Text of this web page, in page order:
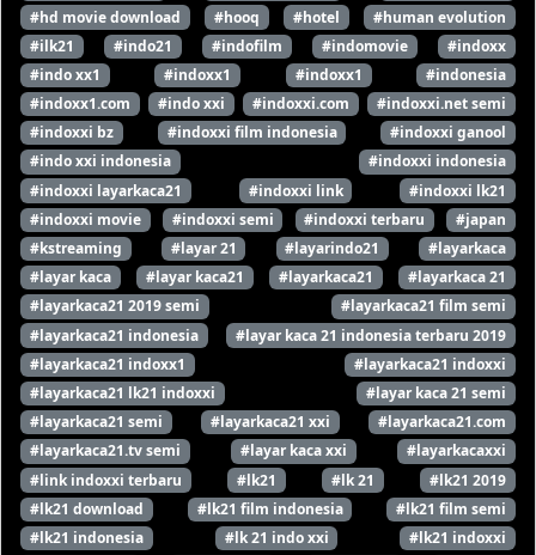
#hd movie download
#hooq #hotel
#human evolution
#ilk21
#indo21 #indofilm #indomovie
#indoxx
#indo xx1
#indoxx1 #indoxx1
#indonesia
#indoxx1.com
#indo xxi #indoxxi.com
#indoxxi.net semi
#indoxxi bz
#indoxxi film indonesia
#indoxxi ganool
#indo xxi indonesia
#indoxxi indonesia
#indoxxi layarkaca21
#indoxxi link
#indoxxi lk21
#indoxxi movie
#indoxxi semi #indoxxi terbaru
#japan
#kstreaming
#layar 21 #layarindo21
#layarkaca
#layar kaca
#layar kaca21 #layarkaca21
#layarkaca 21
#layarkaca21 2019 semi
#layarkaca21 film semi
#layarkaca21 indonesia
#layar kaca 21 indonesia terbaru 2019
#layarkaca21 indoxx1
#layarkaca21 indoxxi
#layarkaca21 lk21 indoxxi
#layar kaca 21 semi
#layarkaca21 semi
#layarkaca21 xxi
#layarkaca21.com
#layarkaca21.tv semi
#layar kaca xxi
#layarkacaxxi
#link indoxxi terbaru
#lk21 #lk 21
#lk21 2019
#lk21 download
#lk21 film indonesia
#lk21 film semi
#lk21 indonesia
#lk 21 indo xxi
#lk21 indoxxi